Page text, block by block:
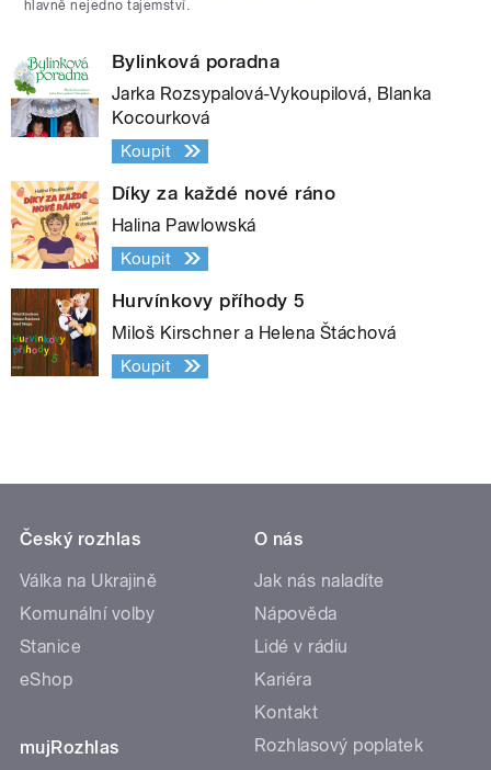
hlavně nejedno tajemství.
Bylinková poradna
Jarka Rozsypalová-Vykoupilová, Blanka
Kocourková
Koupit
Díky za každé nové ráno
Halina Pawlowská
Koupit
Hurvínkovy příhody 5
Miloš Kirschner a Helena Štáchová
Koupit
Český rozhlas
Válka na Ukrajině
Komunální volby
Stanice
eShop
mujRozhlas
O nás
Jak nás naladíte
Nápověda
Lidé v rádiu
Kariéra
Kontakt
Rozhlasový poplatek